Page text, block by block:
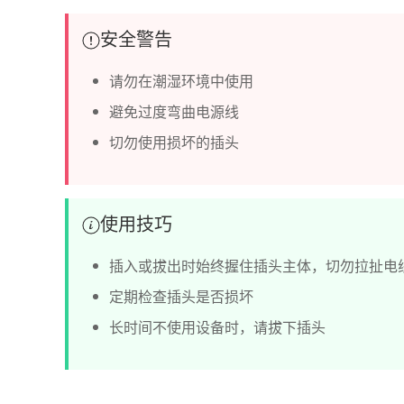
安全警告
请勿在潮湿环境中使用
避免过度弯曲电源线
切勿使用损坏的插头
使用技巧
插入或拔出时始终握住插头主体，切勿拉扯电
定期检查插头是否损坏
长时间不使用设备时，请拔下插头